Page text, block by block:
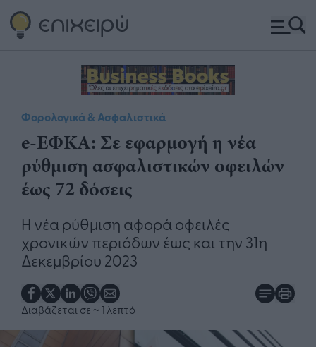
Φορολογικά & Ασφαλιστικά
e-ΕΦΚΑ: Σε εφαρμογή η νέα
ρύθμιση ασφαλιστικών οφειλών
έως 72 δόσεις
Η νέα ρύθμιση αφορά οφειλές
χρονικών περιόδων έως και την 31η
Δεκεμβρίου 2023
Διαβάζεται σε ~ 1 λεπτό